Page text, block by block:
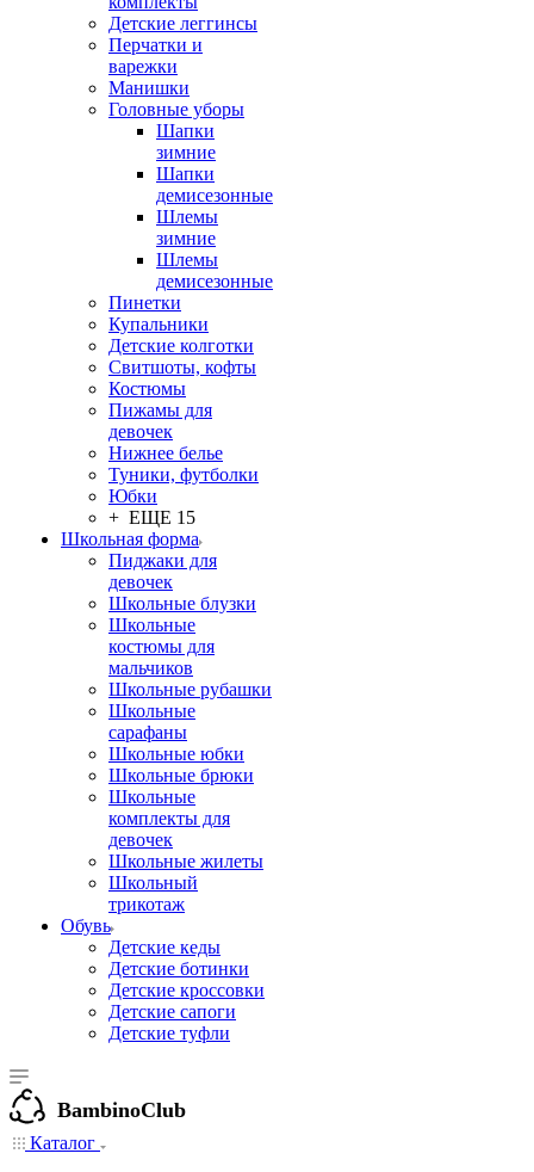
Детские леггинсы
Перчатки и
варежки
Манишки
Головные уборы
Шапки
зимние
Шапки
демисезонные
Шлемы
зимние
Шлемы
демисезонные
Пинетки
Купальники
Детские колготки
Свитшоты, кофты
Костюмы
Пижамы для
девочек
Нижнее белье
Туники, футболки
Юбки
+ ЕЩЕ 15
Школьная форма
Пиджаки для
девочек
Школьные блузки
Школьные
костюмы для
мальчиков
Школьные рубашки
Школьные
сарафаны
Школьные юбки
Школьные брюки
Школьные
комплекты для
девочек
Школьные жилеты
Школьный
трикотаж
Обувь
Детские кеды
Детские ботинки
Детские кроссовки
Детские сапоги
Детские туфли
BambinoClub
Каталог